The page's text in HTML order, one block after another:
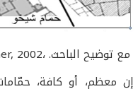
مع توضيح الباحث. ،Warner, 2002
إن معظم، أو كافة،